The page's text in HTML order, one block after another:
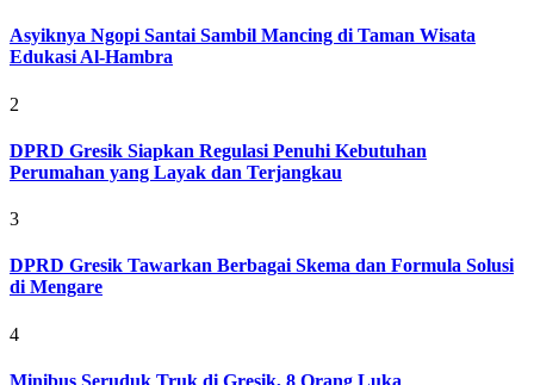
Asyiknya Ngopi Santai Sambil Mancing di Taman Wisata
Edukasi Al-Hambra
2
DPRD Gresik Siapkan Regulasi Penuhi Kebutuhan
Perumahan yang Layak dan Terjangkau
3
DPRD Gresik Tawarkan Berbagai Skema dan Formula Solusi
di Mengare
4
Minibus Seruduk Truk di Gresik, 8 Orang Luka